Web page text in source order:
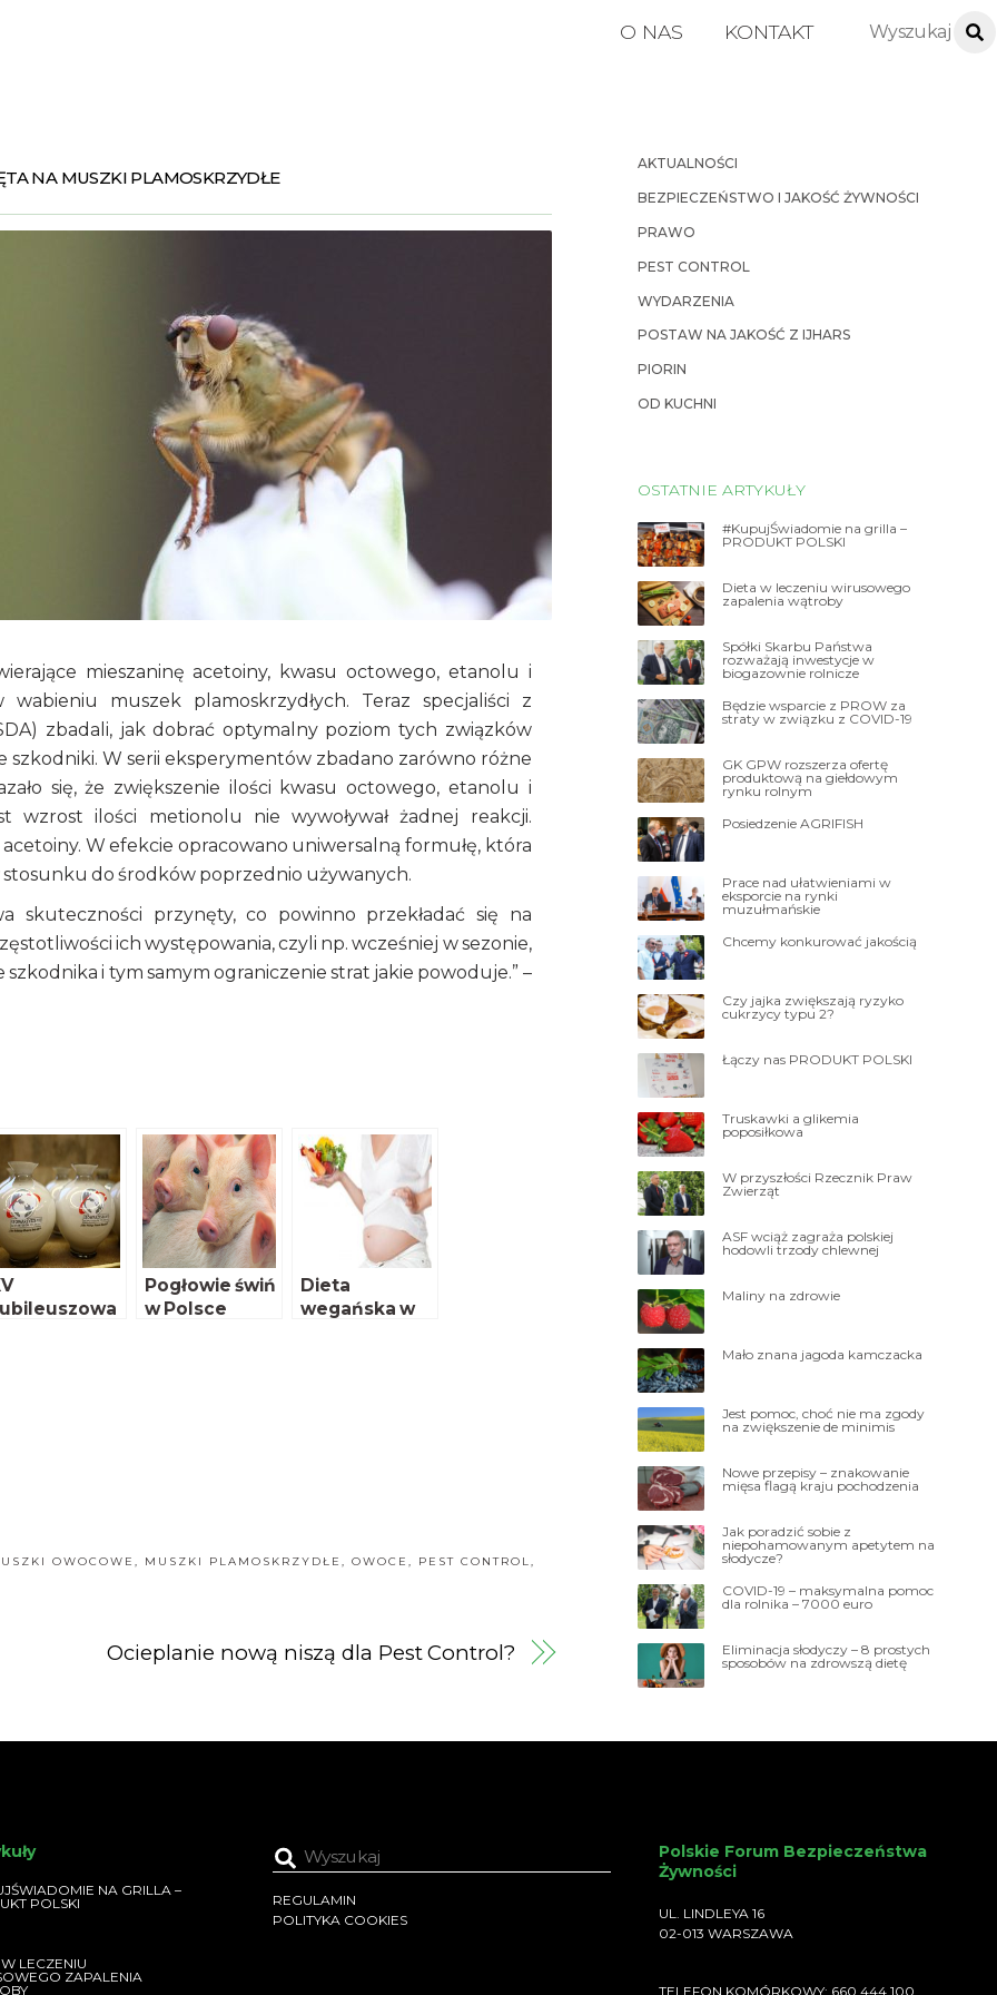
O NAS KONTAKT
NA MUSZKI PLAMOSKRZYDŁE
mieszaninę acetoiny, kwasu octowego, etanolu i
muszek plamoskrzydłych. Teraz specjaliści z
zbadali, jak dobrać optymalny poziom tych związków
W serii eksperymentów zbadano zarówno różne
się, że zwiększenie ilości kwasu octowego, etanolu i
wzrost ilości metionolu nie wywoływał żadnej reakcji.
W efekcie opracowano uniwersalną formułę, która
stosunku do środków poprzednio używanych.
skuteczności przynęty, co powinno przekładać się na
ich występowania, czyli np. wcześniej w sezonie,
i tym samym ograniczenie strat jakie powoduje.” –
Pogłowie świń
w Polsce
Dieta
wegańska w
OWOCOWE , MUSZKI PLAMOSKRZYDŁE , OWOCE , PEST CONTROL,
Ocieplanie nową niszą dla Pest Control?
AKTUALNOŚCI
BEZPIECZEŃSTWO I JAKOŚĆ ŻYWNOŚCI
PRAWO
PEST CONTROL
WYDARZENIA
POSTAW NA JAKOŚĆ Z IJHARS
PIORIN
OD KUCHNI
OSTATNIE ARTYKUŁY
#KupujŚwiadomie na grilla –
PRODUKT POLSKI
Dieta w leczeniu wirusowego
zapalenia wątroby
Spółki Skarbu Państwa
rozważają inwestycje w
biogazownie rolnicze
Będzie wsparcie z PROW za
straty w związku z COVID-19
GK GPW rozszerza ofertę
produktową na giełdowym
rynku rolnym
Posiedzenie AGRIFISH
Prace nad ułatwieniami w
eksporcie na rynki
muzułmańskie
Chcemy konkurować jakością
Czy jajka zwiększają ryzyko
cukrzycy typu 2?
Łączy nas PRODUKT POLSKI
Truskawki a glikemia
poposiłkowa
W przyszłości Rzecznik Praw
Zwierząt
ASF wciąż zagraża polskiej
hodowli trzody chlewnej
Maliny na zdrowie
Mało znana jagoda kamczacka
Jest pomoc, choć nie ma zgody
na zwiększenie de minimis
Nowe przepisy – znakowanie
mięsa flagą kraju pochodzenia
Jak poradzić sobie z
niepohamowanym apetytem na
słodycze?
COVID-19 – maksymalna pomoc
dla rolnika – 7000 euro
Eliminacja słodyczy – 8 prostych
sposobów na zdrowszą dietę
NA GRILLA –
POLSKI
LECZENIU
ZAPALENIA
REGULAMIN
POLITYKA COOKIES
Polskie Forum Bezpieczeństwa
Żywności
UL. LINDLEYA 16
02-013 WARSZAWA
TELEFON KOMÓRKOWY: 660 444 100